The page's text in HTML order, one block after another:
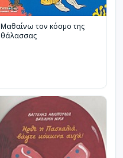
Μαθαίνω τον κόσμο της
θάλασσας